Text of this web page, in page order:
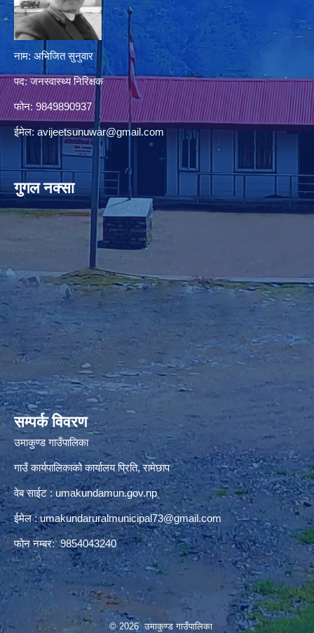
नाम: अभिजित सुनुवार
पद: जनस्वास्थ्य निरिक्षक
फोन: 9849890937
ईमेल: avijeetsunuwar@gmail.com
गुगल नक्सा
premium bootstrap themes
सम्पर्क विवरण
उमाकुण्ड गाउँपालिका
गाउँ कार्यपालिकाको कार्यालय प्रिति, रामेछाप
वेब साईट : umakundamun.gov.np
ईमेल :umakundaruralmunicipal73@gmail.com
फोन नम्बर: 9854043240
© 2026 उमाकुण्ड गाउँपालिका